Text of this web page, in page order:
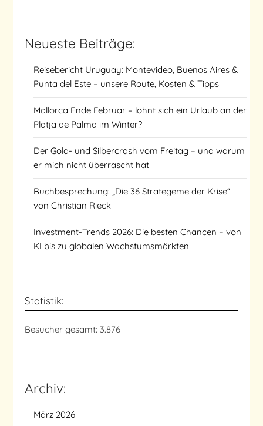
Neueste Beiträge:
Reisebericht Uruguay: Montevideo, Buenos Aires &
Punta del Este – unsere Route, Kosten & Tipps
Mallorca Ende Februar – lohnt sich ein Urlaub an der
Platja de Palma im Winter?
Der Gold- und Silbercrash vom Freitag – und warum
er mich nicht überrascht hat
Buchbesprechung: „Die 36 Strategeme der Krise“
von Christian Rieck
Investment-Trends 2026: Die besten Chancen – von
KI bis zu globalen Wachstumsmärkten
Statistik:
Besucher gesamt: 3.876
Archiv:
März 2026